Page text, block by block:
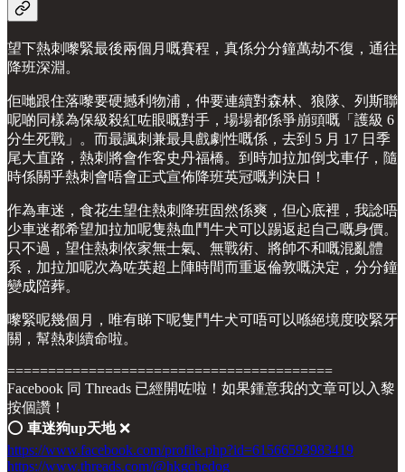
望下熱刺嚟緊最後兩個月嘅賽程，真係分分鐘萬劫不復，通往
降班深淵。
佢哋跟住落嚟要硬撼利物浦，仲要連續對森林、狼隊、列斯聯
呢啲同樣為保級殺紅咗眼嘅對手，場場都係爭崩頭嘅「護級 6
分生死戰」。而最諷刺兼最具戲劇性嘅係，去到 5 月 17 日季
尾大直路，熱刺將會作客史丹福橋。到時加拉加倒戈車仔，隨
時係關乎熱刺會唔會正式宣佈降班英冠嘅判決日！
作為車迷，食花生望住熱刺降班固然係爽，但心底裡，我諗唔
少車迷都希望加拉加呢隻熱血鬥牛犬可以踢返起自己嘅身價。
只不過，望住熱刺依家無士氣、無戰術、將帥不和嘅混亂體
系，加拉加呢次為咗英超上陣時間而重返倫敦嘅決定，分分鐘
變成陪葬。
嚟緊呢幾個月，唯有睇下呢隻鬥牛犬可唔可以喺絕境度咬緊牙
關，幫熱刺續命啦。
========================================
Facebook 同 Threads 已經開咗啦！如果鍾意我的文章可以入黎
按個讚！
⭕️ 車迷狗up天地❌
https://www.facebook.com/profile.php?id=61566593983419
https://www.threads.com/@hkgchedog